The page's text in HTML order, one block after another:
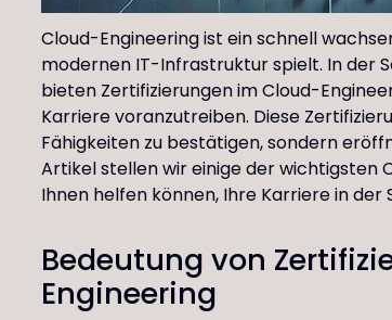
Cloud-Engineering ist ein schnell
modernen IT-Infrastruktur spielt. In der
bieten Zertifizierungen im Cloud-
Karriere voranzutreiben. Diese
Fähigkeiten zu bestätigen, sondern
Artikel stellen wir einige der wichtigsten
Ihnen helfen können, Ihre Karriere in der
Bedeutung von
Engineering